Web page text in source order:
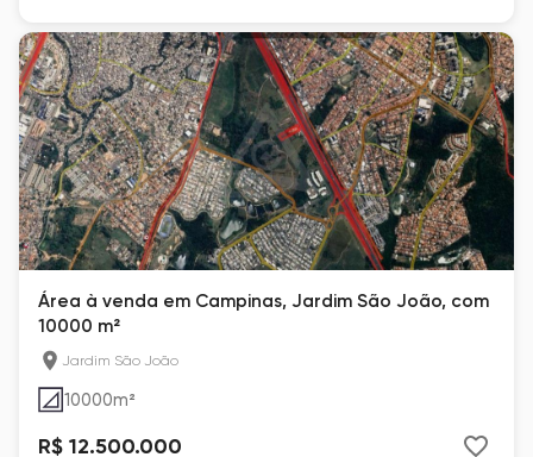
Área à venda em Campinas, Jardim São João, com
10000 m²
Jardim São João
10000m²
R$ 12.500.000